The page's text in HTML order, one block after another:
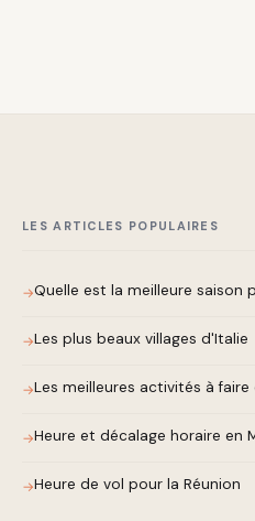
LES ARTICLES POPULAIRES
Quelle est la meilleure saison
Les plus beaux villages d'Italie
Les meilleures activités à
Heure et décalage horaire en
Heure de vol pour la Réunion